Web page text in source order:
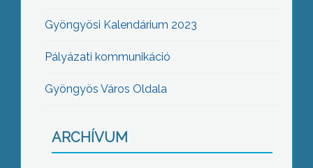
Gyöngyösi Kalendárium 2023
Pályázati kommunikáció
Gyöngyös Város Oldala
ARCHÍVUM